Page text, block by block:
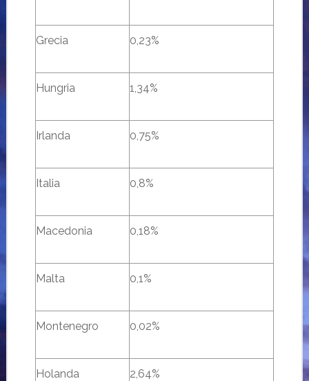
Grecia 0,23%
Hungria 1,34%
Irlanda 0,75%
Italia 0,8%
Macedonia 0,18%
Malta 0,1%
Montenegro 0,02%
Holanda 2,64%